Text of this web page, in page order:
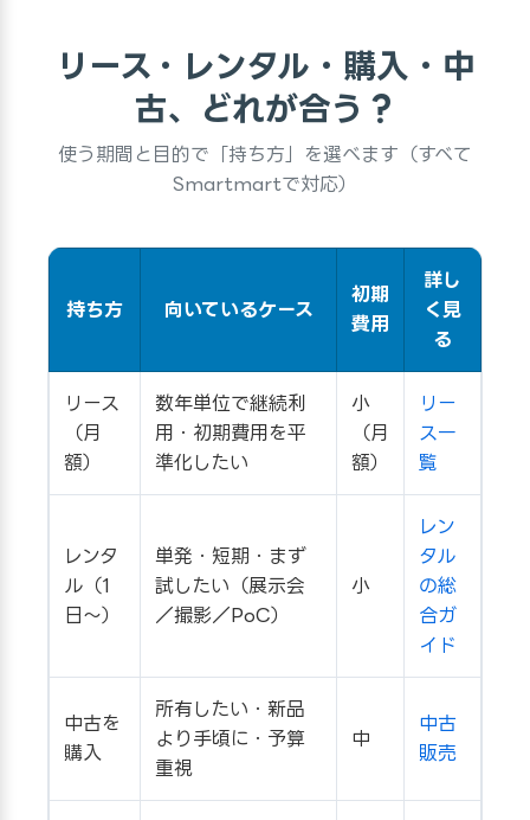
リース・レンタル・購入・中
古、どれが合う？
使う期間と目的で「持ち方」を選べます（すべて
Smartmartで対応）
持ち方 向いているケース
初期
費用
詳し
く見
る
リース
（月
額）
数年単位で継続利
用・初期費用を平
準化したい
小
（月
額）
リー
ス一
覧
レンタ
ル（1
日〜）
単発・短期・まず
試したい（展示会
／撮影／PoC）
小
レン
タル
の総
合ガ
イド
中古を
購入
所有したい・新品
より手頃に・予算
重視
中
中古
販売